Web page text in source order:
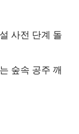
사전 단계 돌
숲속 공주 깨